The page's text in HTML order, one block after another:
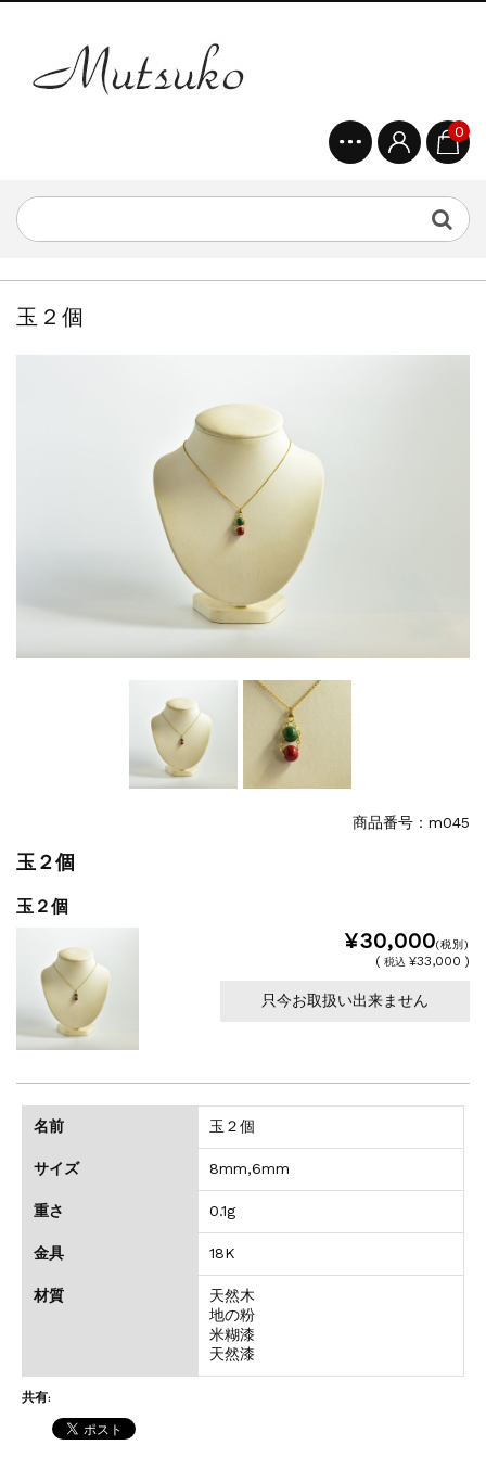
0
玉２個
商品番号：m045
玉２個
玉２個
¥30,000(税別)
(税込 ¥33,000 )
只今お取扱い出来ません
名前 玉２個
サイズ 8mm,6mm
重さ 0.1g
金具 18K
材質
天然木
地の粉
米糊漆
天然漆
共有: